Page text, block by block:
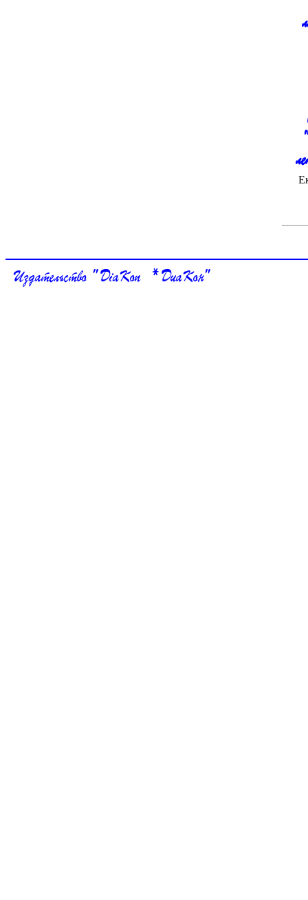
Издательство " DiaKon * ДиаКон"